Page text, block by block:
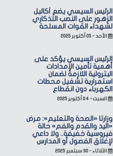
الرئيس السيسي يضع أكاليل
الزهور على النصب التذكاري
لشهداء القوات المسلحة
الأحد - ٠٥ أكتوبر ٢٠٢٥
الرئيس السيسي يؤكد على
أهمية تأمين الإمدادات
البترولية اللازمة لضمان
استمرارية تشغيل محطات
الكهرباء دون انقطاع
السبت - ٠٤ أكتوبر ٢٠٢٥
وزارتا «الصحة والتعليم»: مرض
«اليد والقدم والفم» حالة
فيروسية خفيفة.. ولا داعي
لإغلاق الفصول أو المدارس
الثلاثاء - ٣٠ سبتمبر ٢٠٢٥